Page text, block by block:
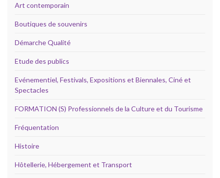
Art contemporain
Boutiques de souvenirs
Démarche Qualité
Etude des publics
Evénementiel, Festivals, Expositions et Biennales, Ciné et
Spectacles
FORMATION (S) Professionnels de la Culture et du Tourisme
Fréquentation
Histoire
Hôtellerie, Hébergement et Transport